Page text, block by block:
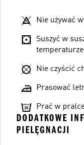
Nie używać
Suszyć w
temperaturze
Nie czyścić
Prasować
Prać w
DODATKOWE
PIELĘGNACJI